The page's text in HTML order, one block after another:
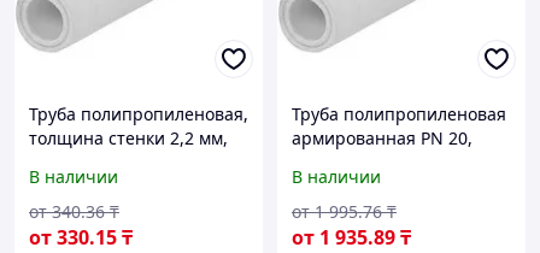
Труба полипропиленовая,
толщина стенки 2,2 мм,
250 мм
В наличии
от330.15₸
от 340.36 ₸
Труба полипропиленовая
армированная PN 20,
диаметр 63 мм, длина
4000 мм
В наличии
от 1 935.89₸
от 1 995.76 ₸